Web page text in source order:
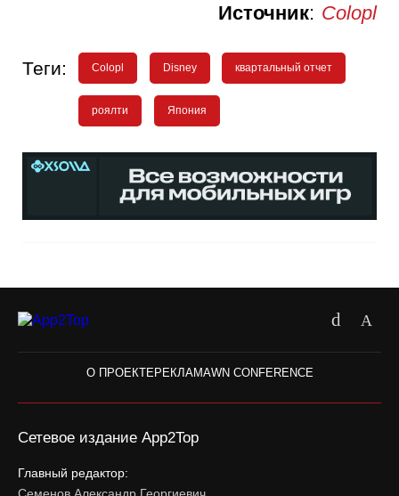
Источник: Colopl
Теги: Colopl Disney квартальный отчет
роялти Япония
О ПРОЕКТЕРЕКЛАМАWN CONFERENCE
Сетевое издание App2Top
Главный редактор: